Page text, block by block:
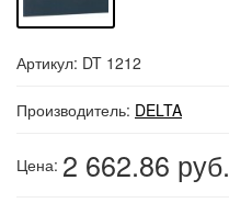
Артикул: DT 1212
Производитель: DELTA
Цена: 2 662.86 руб.